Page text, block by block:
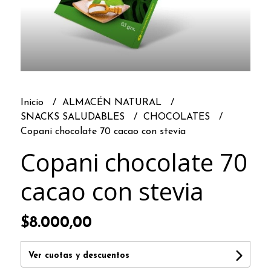
Inicio
ALMACÉN NATURAL
SNACKS SALUDABLES
CHOCOLATES
Copani chocolate 70 cacao con stevia
Copani chocolate 70
cacao con stevia
$8.000,00
Ver cuotas y descuentos